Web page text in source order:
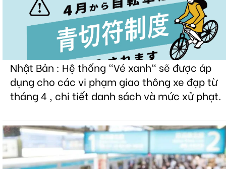
Nhật Bản : Hệ thống "Vé xanh" sẽ được áp
dụng cho các vi phạm giao thông xe đạp từ
tháng 4 , chi tiết danh sách và mức xử phạt.